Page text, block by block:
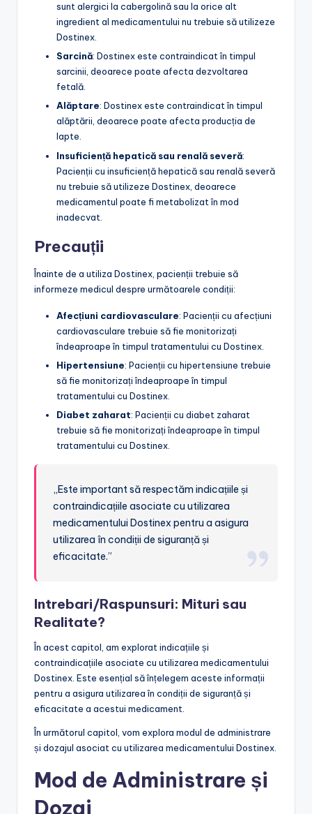
sunt alergici la cabergolină sau la orice alt
ingredient al medicamentului nu trebuie să utilizeze
Dostinex.
Sarcină: Dostinex este contraindicat în timpul
sarcinii, deoarece poate afecta dezvoltarea
fetală.
Alăptare: Dostinex este contraindicat în timpul
alăptării, deoarece poate afecta producția de
lapte.
Insuficiență hepatică sau renală severă:
Pacienții cu insuficiență hepatică sau renală severă
nu trebuie să utilizeze Dostinex, deoarece
medicamentul poate fi metabolizat în mod
inadecvat.
Precauții
Înainte de a utiliza Dostinex, pacienții trebuie să
informeze medicul despre următoarele condiții:
Afecțiuni cardiovasculare: Pacienții cu afecțiuni
cardiovasculare trebuie să fie monitorizați
îndeaproape în timpul tratamentului cu Dostinex.
Hipertensiune: Pacienții cu hipertensiune trebuie
să fie monitorizați îndeaproape în timpul
tratamentului cu Dostinex.
Diabet zaharat: Pacienții cu diabet zaharat
trebuie să fie monitorizați îndeaproape în timpul
tratamentului cu Dostinex.
„Este important să respectăm indicațiile și
contraindicațiile asociate cu utilizarea
medicamentului Dostinex pentru a asigura
utilizarea în condiții de siguranță și
eficacitate.”
Intrebari/Raspunsuri: Mituri sau
Realitate?
În acest capitol, am explorat indicațiile și
contraindicațiile asociate cu utilizarea medicamentului
Dostinex. Este esențial să înțelegem aceste informații
pentru a asigura utilizarea în condiții de siguranță și
eficacitate a acestui medicament.
În următorul capitol, vom explora modul de administrare
și dozajul asociat cu utilizarea medicamentului Dostinex.
Mod de Administrare și
Dozaj